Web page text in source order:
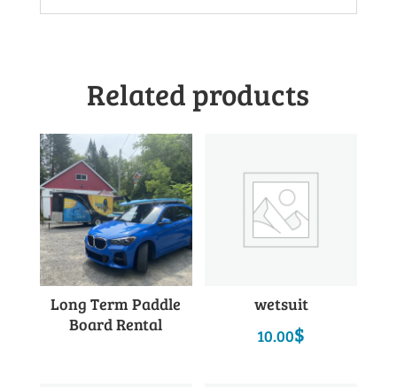
Related products
Long Term Paddle
Board Rental
wetsuit
10.00$